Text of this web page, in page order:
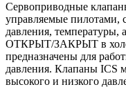
Сервоприводные
управляемые пилотами,
давления,
ОТКРЫТ/ЗАКРЫТ в
предназначены для
давления. Клапаны ICS
высокого и низкого